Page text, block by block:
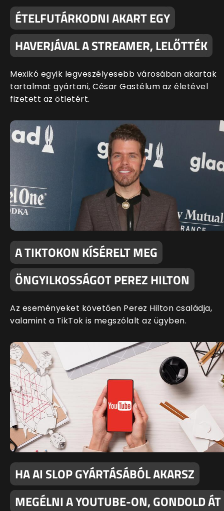
ÉTELFUTÁRKODNI AKART EGY
HAVERJÁVAL A STREAMER, LELŐTTÉK
Mexikó egyik legveszélyesebb városában akartak
tartalmat gyártani, César Gastélum az életével
fizetett az ötletért.
A TIKTOKON KÍSÉRELT MEG
ÖNGYILKOSSÁGOT PEREZ HILTON
Az eseményeket követően Perez Hilton családja,
valamint a TikTok is megszólalt az ügyben.
HA AI SLOP GYÁRTÁSÁBÓL AKARSZ
MEGÉLNI A YOUTUBE-ON, GONDOLD ÁT